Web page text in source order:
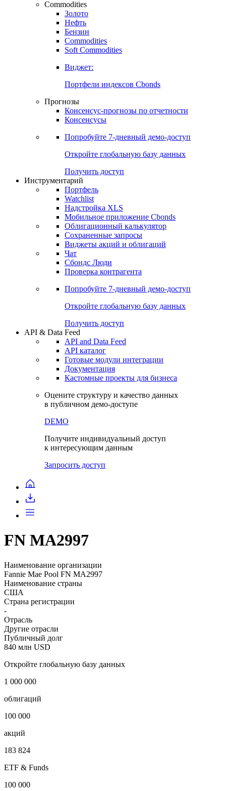
Commodities
Золото
Нефть
Бензин
Commodities
Soft Commodities
Виджет:
Портфели индексов Cbonds
Прогнозы
Консенсус-прогнозы по отчетности
Консенсусы
Попробуйте 7-дневный демо-доступ
Откройте глобальную базу данных
Получить доступ
Инструментарий
Портфель
Watchlist
Надстройка XLS
Мобильное приложение Cbonds
Облигационный калькулятор
Сохраненные запросы
Виджеты акций и облигаций
Чат
Сбондс Люди
Проверка контрагента
Попробуйте 7-дневный демо-доступ
Откройте глобальную базу данных
Получить доступ
API & Data Feed
API and Data Feed
API каталог
Готовые модули интеграции
Документация
Кастомные проекты для бизнеса
Оцените структуру и качество данных
в публичном демо-доступе
DEMO
Получите индивидуальный доступ
к интересующим данным
Запросить доступ
FN MA2997
Наименование организации
Fannie Mae Pool FN MA2997
Наименование страны
США
Страна регистрации
-
Отрасль
Другие отрасли
Публичный долг
840 млн USD
Откройте глобальную базу данных
1 000 000
облигаций
100 000
акций
183 824
ETF & Funds
100 000